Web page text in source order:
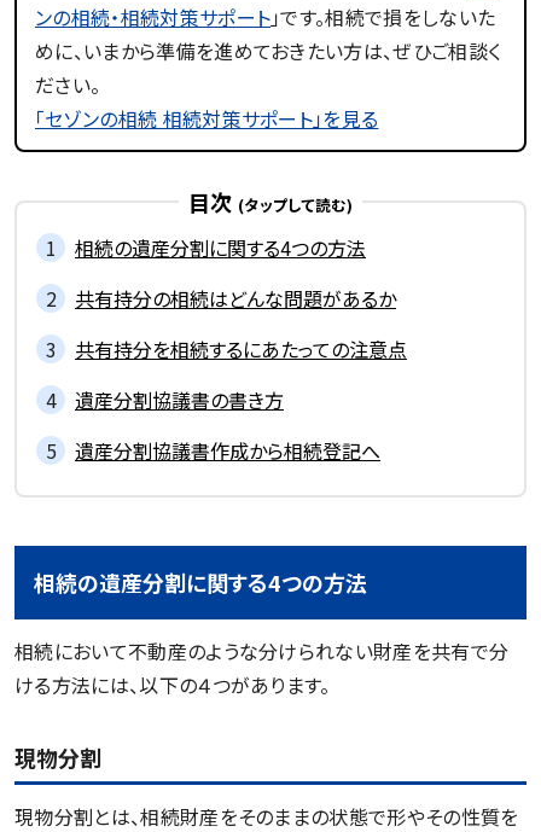
ンの相続・相続対策サポート」です。相続で損をしないた
めに、いまから準備を進めておきたい方は、ぜひご相談く
ださい。
「セゾンの相続 相続対策サポート」を見る
目次
相続の遺産分割に関する4つの方法
共有持分の相続はどんな問題があるか
共有持分を相続するにあたっての注意点
遺産分割協議書の書き方
遺産分割協議書作成から相続登記へ
相続の遺産分割に関する4つの方法
相続において不動産のような分けられない財産を共有で分
ける方法には、以下の４つがあります。
現物分割
現物分割とは、相続財産をそのままの状態で形やその性質を